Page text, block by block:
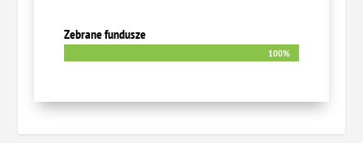
Zebrane fundusze
100%
100%